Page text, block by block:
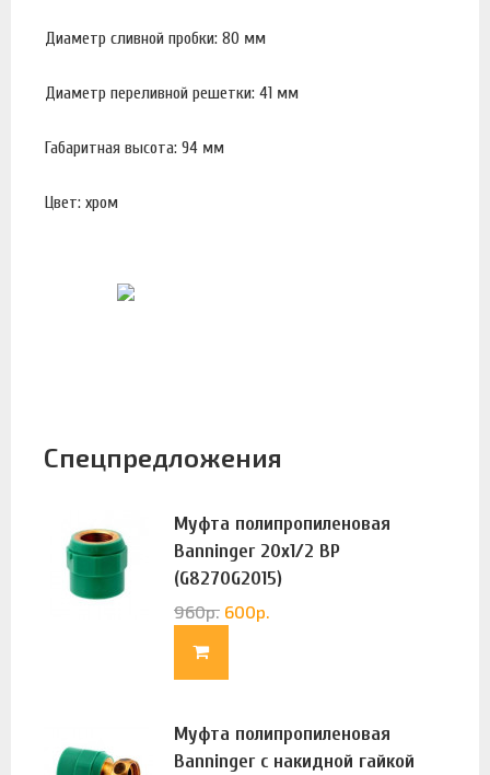
Диаметр сливной пробки: 80 мм
Диаметр переливной решетки: 41 мм
Габаритная высота: 94 мм
Цвет: хром
Спецпредложения
Муфта полипропиленовая
Banninger 20х1/2 ВР
(G8270G2015)
960р. 600р.
Муфта полипропиленовая
Banninger с накидной гайкой